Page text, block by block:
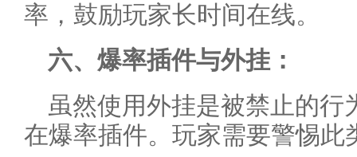
率，鼓励玩家长时间在线。
六、爆率插件与外挂：
虽然使用外挂是被禁止的
在爆率插件。玩家需要警惕此